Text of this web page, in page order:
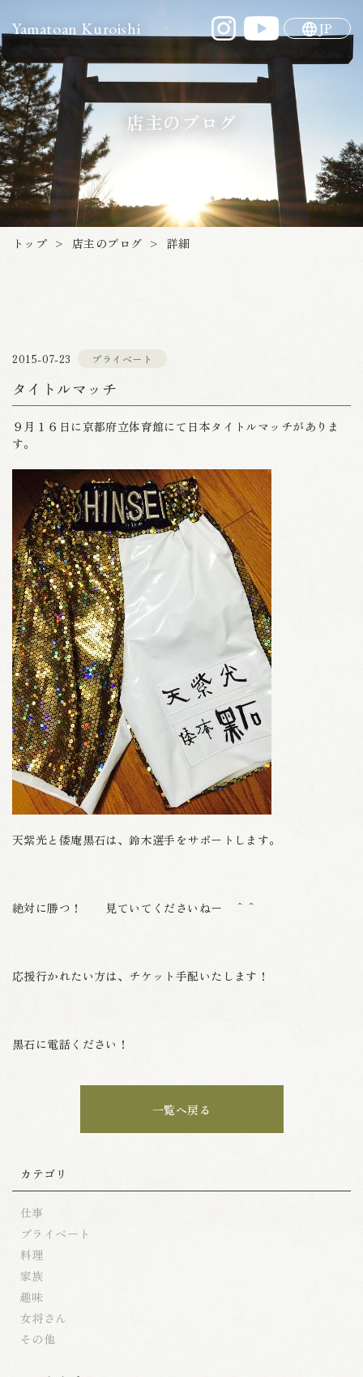
Yamatoan Kuroishi JP
店主のブログ
トップ > 店主のブログ > 詳細
2015-07-23 プライベート
タイトルマッチ
９月１６日に京都府立体育館にて日本タイトルマッチがありま
す。
天紫光と倭庵黒石は、鈴木選手をサポートします。
絶対に勝つ！ 見ていてくださいねー ＾＾
応援行かれたい方は、チケット手配いたします！
黒石に電話ください！
一覧へ戻る
カテゴリ
仕事
プライベート
料理
家族
趣味
女将さん
その他